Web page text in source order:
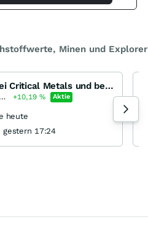
Minen und Explorer
Was ist los bei Critical Metals und bei Tanbreez auf Grönland?
Critical Metals Corporation +10,19% Aktie
heute
gestern 17:24